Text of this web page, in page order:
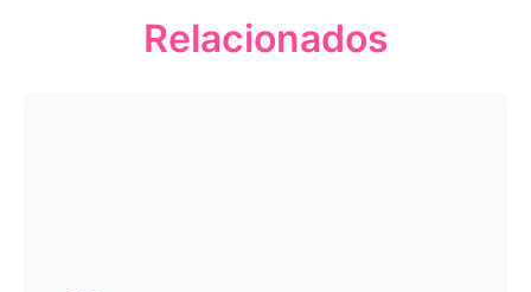
Relacionados